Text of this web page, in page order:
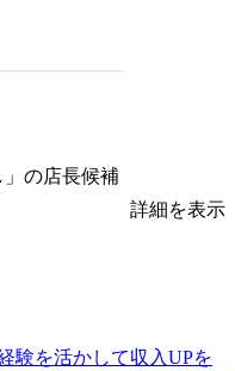
の店長候補
詳細を表示